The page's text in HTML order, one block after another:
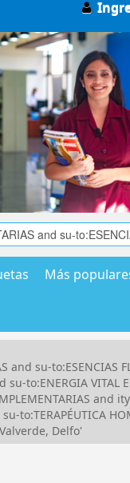
Más
su-to:ESENCIAS
to:ENERGIA
to:TERAPÉUTICA
Delfo'